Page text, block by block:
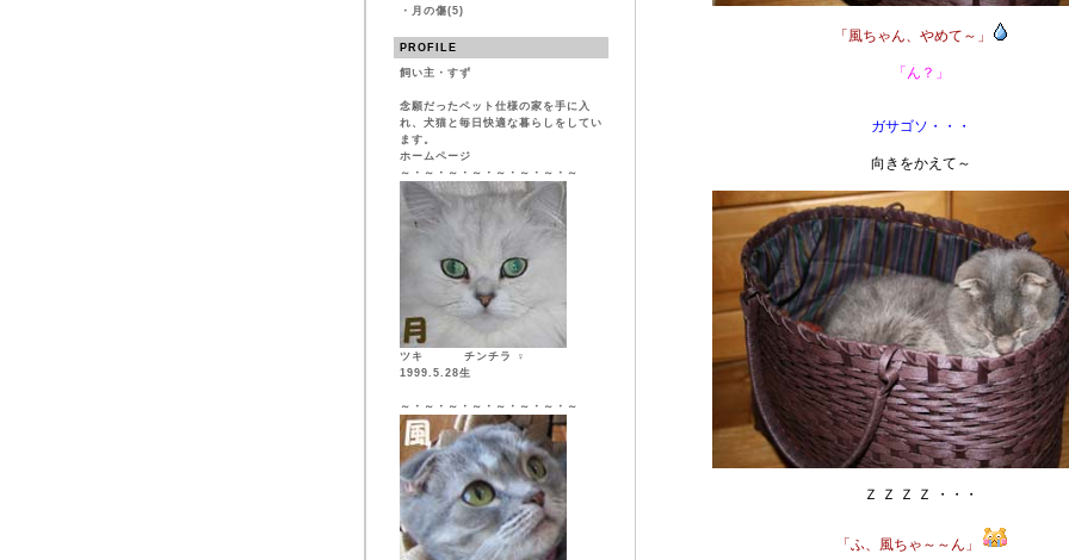
・ 月の傷(5)
PROFILE
飼い主・すず
念願だったペット仕様の家を手に入
れ、犬猫と毎日快適な暮らしをしてい
ます。
ホームページ
～・～・～・～・～・～・～・～
ツキ チンチラ ♀
1999.5.28生
～・～・～・～・～・～・～・～
「風ちゃん、やめて～」
「ん？」
ガサゴソ・・・
向きをかえて～
Ｚ Ｚ Ｚ Ｚ ・・・
「ふ、風ちゃ～～ん」